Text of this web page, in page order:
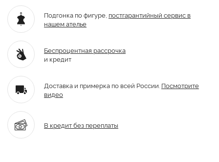
Подгонка по фигуре, постгарантийный сервис в
нашем ателье
Беспроцентная рассрочка
и кредит
Доставка и примерка по всей России. Посмотрите
видео
В кредит без переплаты